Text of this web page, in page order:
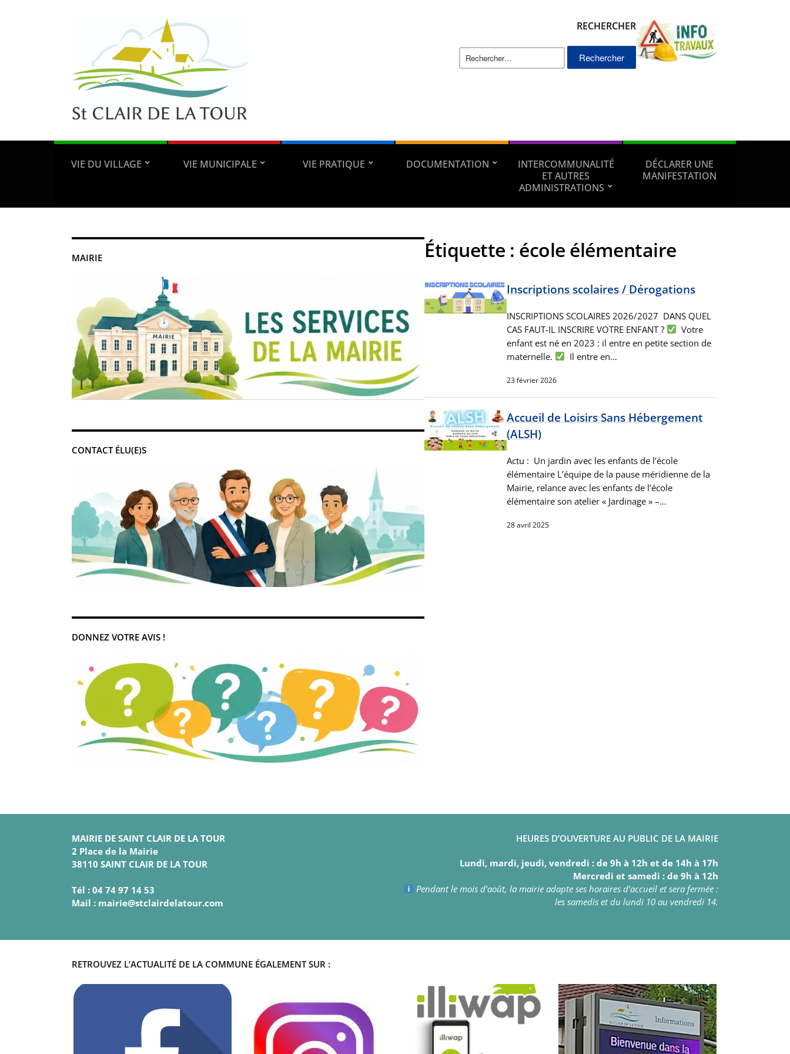
RECHERCHER
Rechercher :
VIE DU VILLAGE VIE MUNICIPALE VIE PRATIQUE DOCUMENTATION
INTERCOMMUNALITÉ
ET AUTRES
ADMINISTRATIONS
DÉCLARER UNE
MANIFESTATION
MAIRIE
CONTACT ÉLU(E)S
DONNEZ VOTRE AVIS !
Étiquette : école élémentaire
Inscriptions scolaires / Dérogations
INSCRIPTIONS SCOLAIRES 2026/2027 DANS QUEL
CAS FAUT-IL INSCRIRE VOTRE ENFANT ?
Votre
enfant est né en 2023 : il entre en petite section de
maternelle.
Il entre en…
23 février 2026
Accueil de Loisirs Sans Hébergement
(ALSH)
Actu : Un jardin avec les enfants de l’école
élémentaire L’équipe de la pause méridienne de la
Mairie, relance avec les enfants de l’école
élémentaire son atelier « Jardinage » –…
28 avril 2025
MAIRIE DE SAINT CLAIR DE LA TOUR
2 Place de la Mairie
38110 SAINT CLAIR DE LA TOUR
Tél : 04 74 97 14 53
Mail : mairie@stclairdelatour.com
HEURES D’OUVERTURE AU PUBLIC DE LA MAIRIE
Lundi, mardi, jeudi, vendredi : de 9h à 12h et de 14h à 17h
Mercredi et samedi : de 9h à 12h
Pendant le mois d’août, la mairie adapte ses horaires d’accueil et sera fermée :
les samedis et du lundi 10 au vendredi 14.
RETROUVEZ L’ACTUALITÉ DE LA COMMUNE ÉGALEMENT SUR :